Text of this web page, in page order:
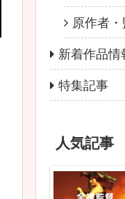
原作者
新着作品情
特集記事
人気記事